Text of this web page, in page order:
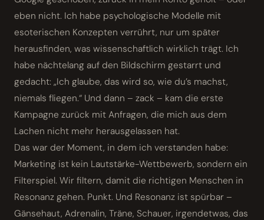
eben nicht. Ich habe psychologische Modelle mit
esoterischen Konzepten verrührt, nur um später
herausfinden, was wissenschaftlich wirklich trägt. Ich
habe nächtelang auf den Bildschirm gestarrt und
gedacht: „Ich glaube, das wird so, wie du’s machst,
niemals fliegen.“ Und dann – zack – kam die erste
Kampagne zurück mit Anfragen, die mich aus dem
Lachen nicht mehr heraus­gelassen hat.
Das war der Moment, in dem ich verstanden habe:
Marketing ist kein Lautstärke-Wettbewerb, sondern ein
Filterspiel. Wir filtern, damit die richtigen Menschen in
Resonanz gehen. Punkt. Und Resonanz ist spürbar –
Gänsehaut, Adrenalin, Träne, Schauer, irgendetwas, das